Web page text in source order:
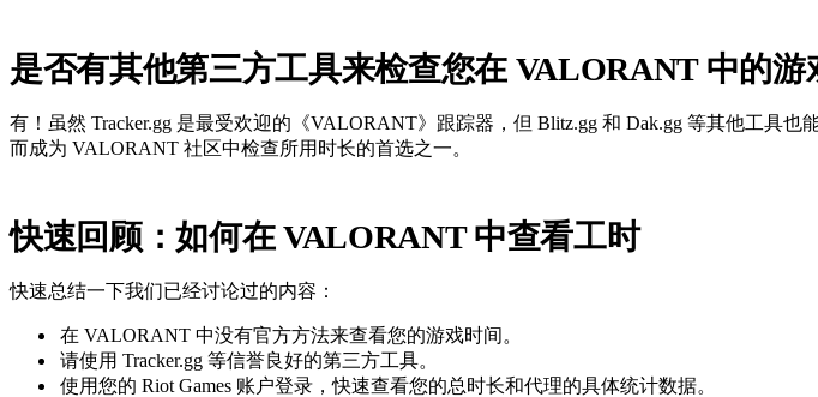
是否有其他第三方工具来检查您在 VALORANT 中的游
有！虽然 Tracker.gg 是最受欢迎的《VALORANT》跟踪器，但 Blitz.gg 和 Dak.gg 等其他工具
而成为 VALORANT 社区中检查所用时长的首选之一。
快速回顾：如何在 VALORANT 中查看工时
快速总结一下我们已经讨论过的内容：
在 VALORANT 中没有官方方法来查看您的游戏时间。
请使用 Tracker.gg 等信誉良好的第三方工具。
使用您的 Riot Games 账户登录，快速查看您的总时长和代理的具体统计数据。